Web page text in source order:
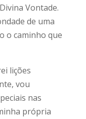
Vontade.
de uma
o caminho que
lições
vou
nas
própria